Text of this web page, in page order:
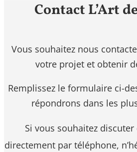
Contact L’Art
Vous souhaitez nous
votre projet et obtenir
Remplissez le formulaire ci-
répondrons dans les
Si vous souhaitez
directement par téléphone,